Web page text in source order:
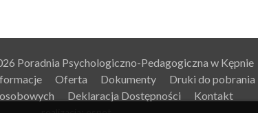
Poradnia Psychologiczno-Pedagogiczna w Kępnie
Oferta Dokumenty Druki do pobrania
Deklaracja Dostępności Kontakt